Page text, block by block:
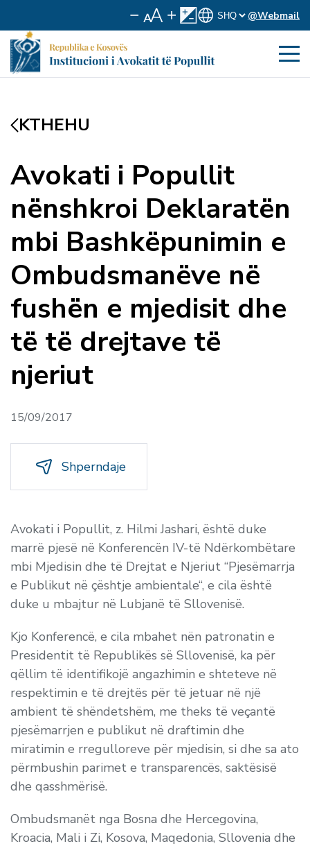
@Webmail
KTHEHU
Avokati i Popullit
nënshkroi Deklaratën
mbi Bashkëpunimin e
Ombudsmanëve në
fushën e mjedisit dhe
të të drejtave të
njeriut
15/09/2017
Shperndaje
Avokati i Popullit, z. Hilmi Jashari, është duke
marrë pjesë në Konferencën IV-të Ndërkombëtare
mbi Mjedisin dhe të Drejtat e Njeriut “Pjesëmarrja
e Publikut në çështje ambientale“, e cila është
duke u mbajtur në Lubjanë të Sllovenisë.
Kjo Konferencë, e cila mbahet nën patronatin e
Presidentit të Republikës së Sllovenisë, ka për
qëllim të identifikojë angazhimin e shteteve në
respektimin e të drejtës për të jetuar në një
ambient të shëndetshëm, me theks të veçantë
pjesëmarrjen e publikut në draftimin dhe
miratimin e rregulloreve për mjedisin, si dhe sa ato
përmbushin parimet e transparencës, saktësisë
dhe qasshmërisë.
Ombudsmanët nga Bosna dhe Hercegovina,
Kroacia, Mali i Zi, Kosova, Maqedonia, Sllovenia dhe